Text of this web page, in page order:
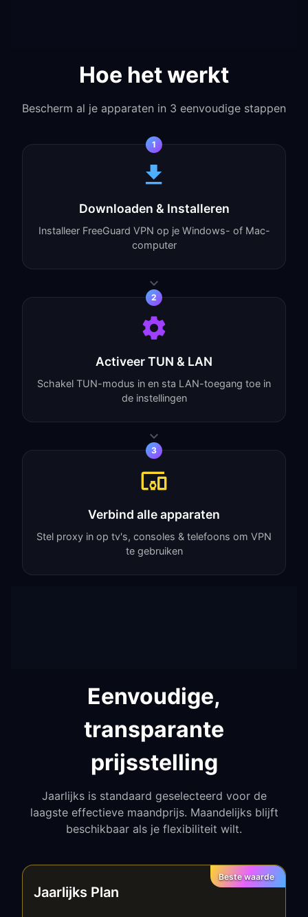
Hoe het werkt
Bescherm al je apparaten in 3 eenvoudige stappen
1
Downloaden & Installeren
Installeer FreeGuard VPN op je Windows- of Mac-
computer
2
Activeer TUN & LAN
Schakel TUN-modus in en sta LAN-toegang toe in
de instellingen
3
Verbind alle apparaten
Stel proxy in op tv's, consoles & telefoons om VPN
te gebruiken
Eenvoudige,
transparante
prijsstelling
Jaarlijks is standaard geselecteerd voor de
laagste effectieve maandprijs. Maandelijks blijft
beschikbaar als je flexibiliteit wilt.
Beste waarde
Jaarlijks Plan